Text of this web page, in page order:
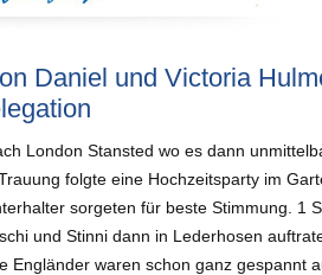
Daniel und Victoria
London Stansted wo es dann
folgte eine Hochzeitsparty im
sorgeten für beste Stimmung. 1
und Stinni dann in Lederhosen
Engländer waren schon ganz gespannt